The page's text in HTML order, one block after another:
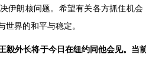
伊朗核问题。希望有关各方抓住机
世界的和平与稳定。
毅外长将于今日在纽约同他会见。